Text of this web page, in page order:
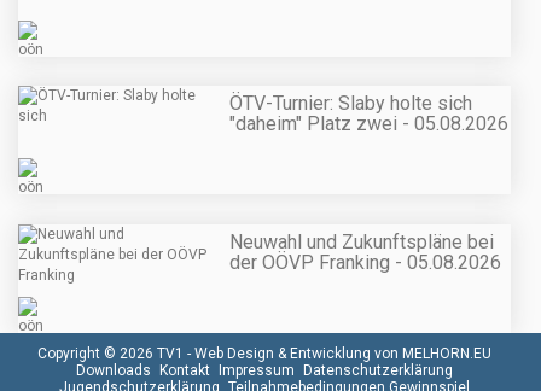
ÖTV-Turnier: Slaby holte sich
"daheim" Platz zwei - 05.08.2026
Neuwahl und Zukunftspläne bei
der OÖVP Franking - 05.08.2026
Copyright © 2026 TV1 - Web Design & Entwicklung von MELHORN.EU
Downloads Kontakt Impressum Datenschutzerklärung
Jugendschutzerklärung Teilnahmebedingungen Gewinnspiel